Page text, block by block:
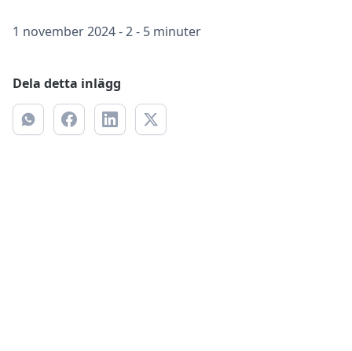
1 november 2024-2 - 5 minuter
Dela detta inlägg